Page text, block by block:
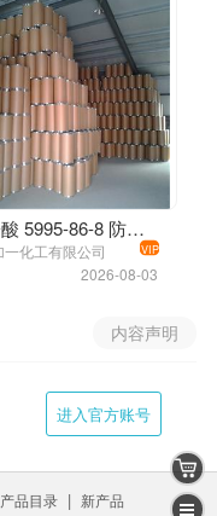
没食子酸 5995-86-8 防腐剂 纺织印染
化工有限公司 VIP
2026-08-03
内容声明
进入官方账号
品目录 | 新产品